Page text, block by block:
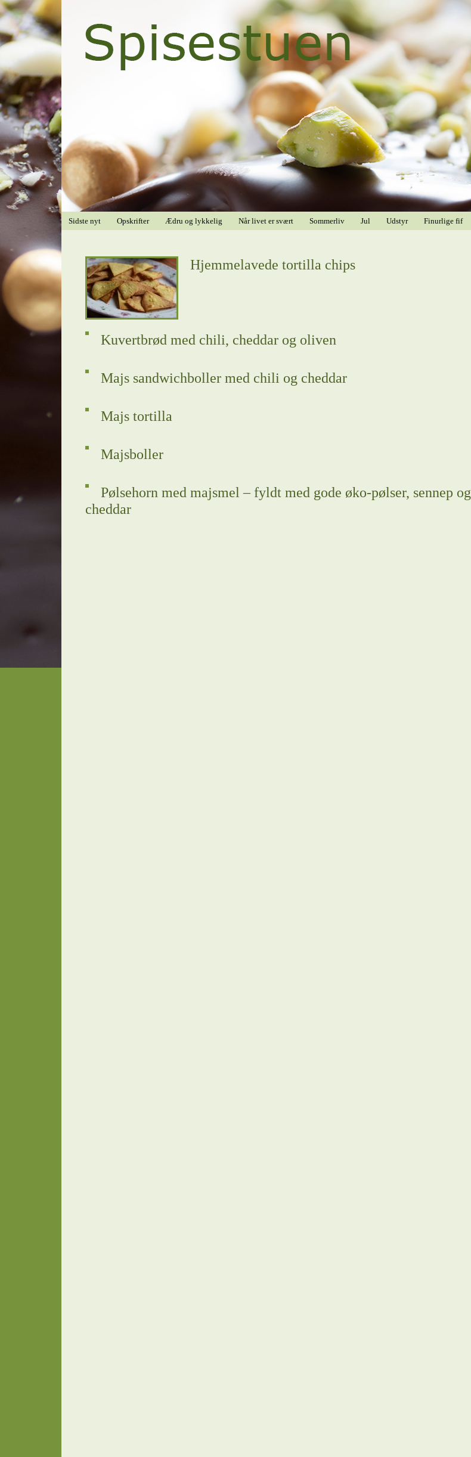
Sidste nyt Opskrifter Ædru og lykkelig Når livet er svært Sommerliv Jul Udstyr Finurlige fif
Hjemmelavede tortilla chips
Kuvertbrød med chili, cheddar og oliven
Majs sandwichboller med chili og cheddar
Majs tortilla
Majsboller
Pølsehorn med majsmel – fyldt med gode øko-pølser, sennep og
cheddar